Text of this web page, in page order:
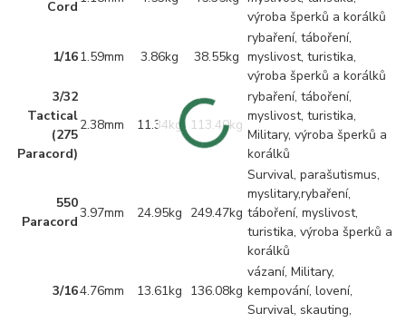
Cord
výroba šperků a korálků
1/161.59mm 3.86kg 38.55kg
rybaření, táboření,
myslivost, turistika,
výroba šperků a korálků
3/32
Tactical
(275
Paracord)
2.38mm 11.34kg 113.40kg
rybaření, táboření,
myslivost, turistika,
Military, výroba šperků a
korálků
550
Paracord
3.97mm 24.95kg 249.47kg
Survival, parašutismus,
myslitary,rybaření,
táboření, myslivost,
turistika, výroba šperků a
korálků
3/164.76mm 13.61kg 136.08kg
vázaní, Military,
kempování, lovení,
Survival, skauting,